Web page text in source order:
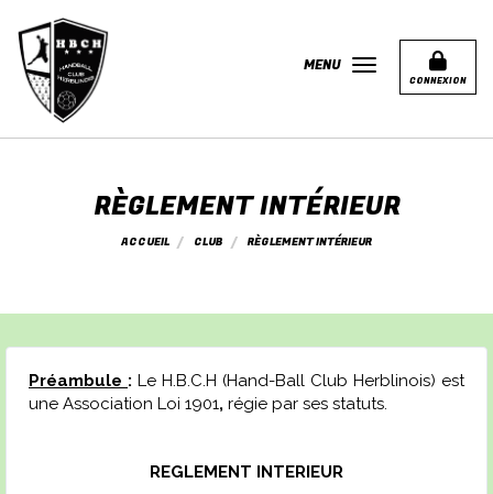
CONNEXION
MENU
RÈGLEMENT INTÉRIEUR
ACCUEIL CLUB RÈGLEMENT INTÉRIEUR
Préambule : Le H.B.C.H (Hand-Ball Club Herblinois) est
une Association Loi 1901, régie par ses statuts.
REGLEMENT INTERIEUR